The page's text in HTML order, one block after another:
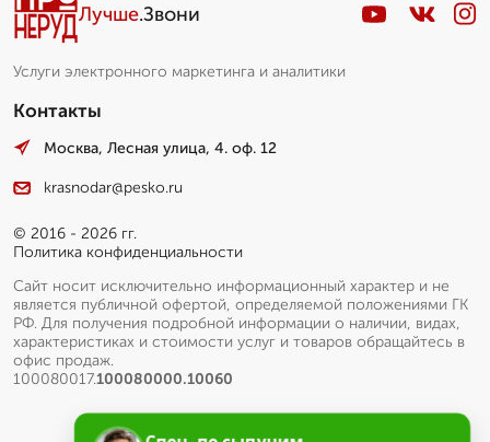
Лучше.Звони
Услуги электронного маркетинга и аналитики
Контакты
Москва, Лесная улица, 4. оф. 12
krasnodar@pesko.ru
© 2016 - 2026 гг.
Политика конфиденциальности
Сайт носит исключительно информационный характер и не
является публичной офертой, определяемой положениями ГК
РФ. Для получения подробной информации о наличии, видах,
характеристиках и стоимости услуг и товаров обращайтесь в
офис продаж.
100080017.100080000.10060